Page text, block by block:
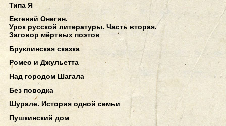
Типа Я
Евгений Онегин.
Урок русской литературы. Часть вторая.
Заговор мёртвых поэтов
Бруклинская сказка
Ромео и Джульетта
Над городом Шагала
Без поводка
Шурале. История одной семьи
Пушкинский дом